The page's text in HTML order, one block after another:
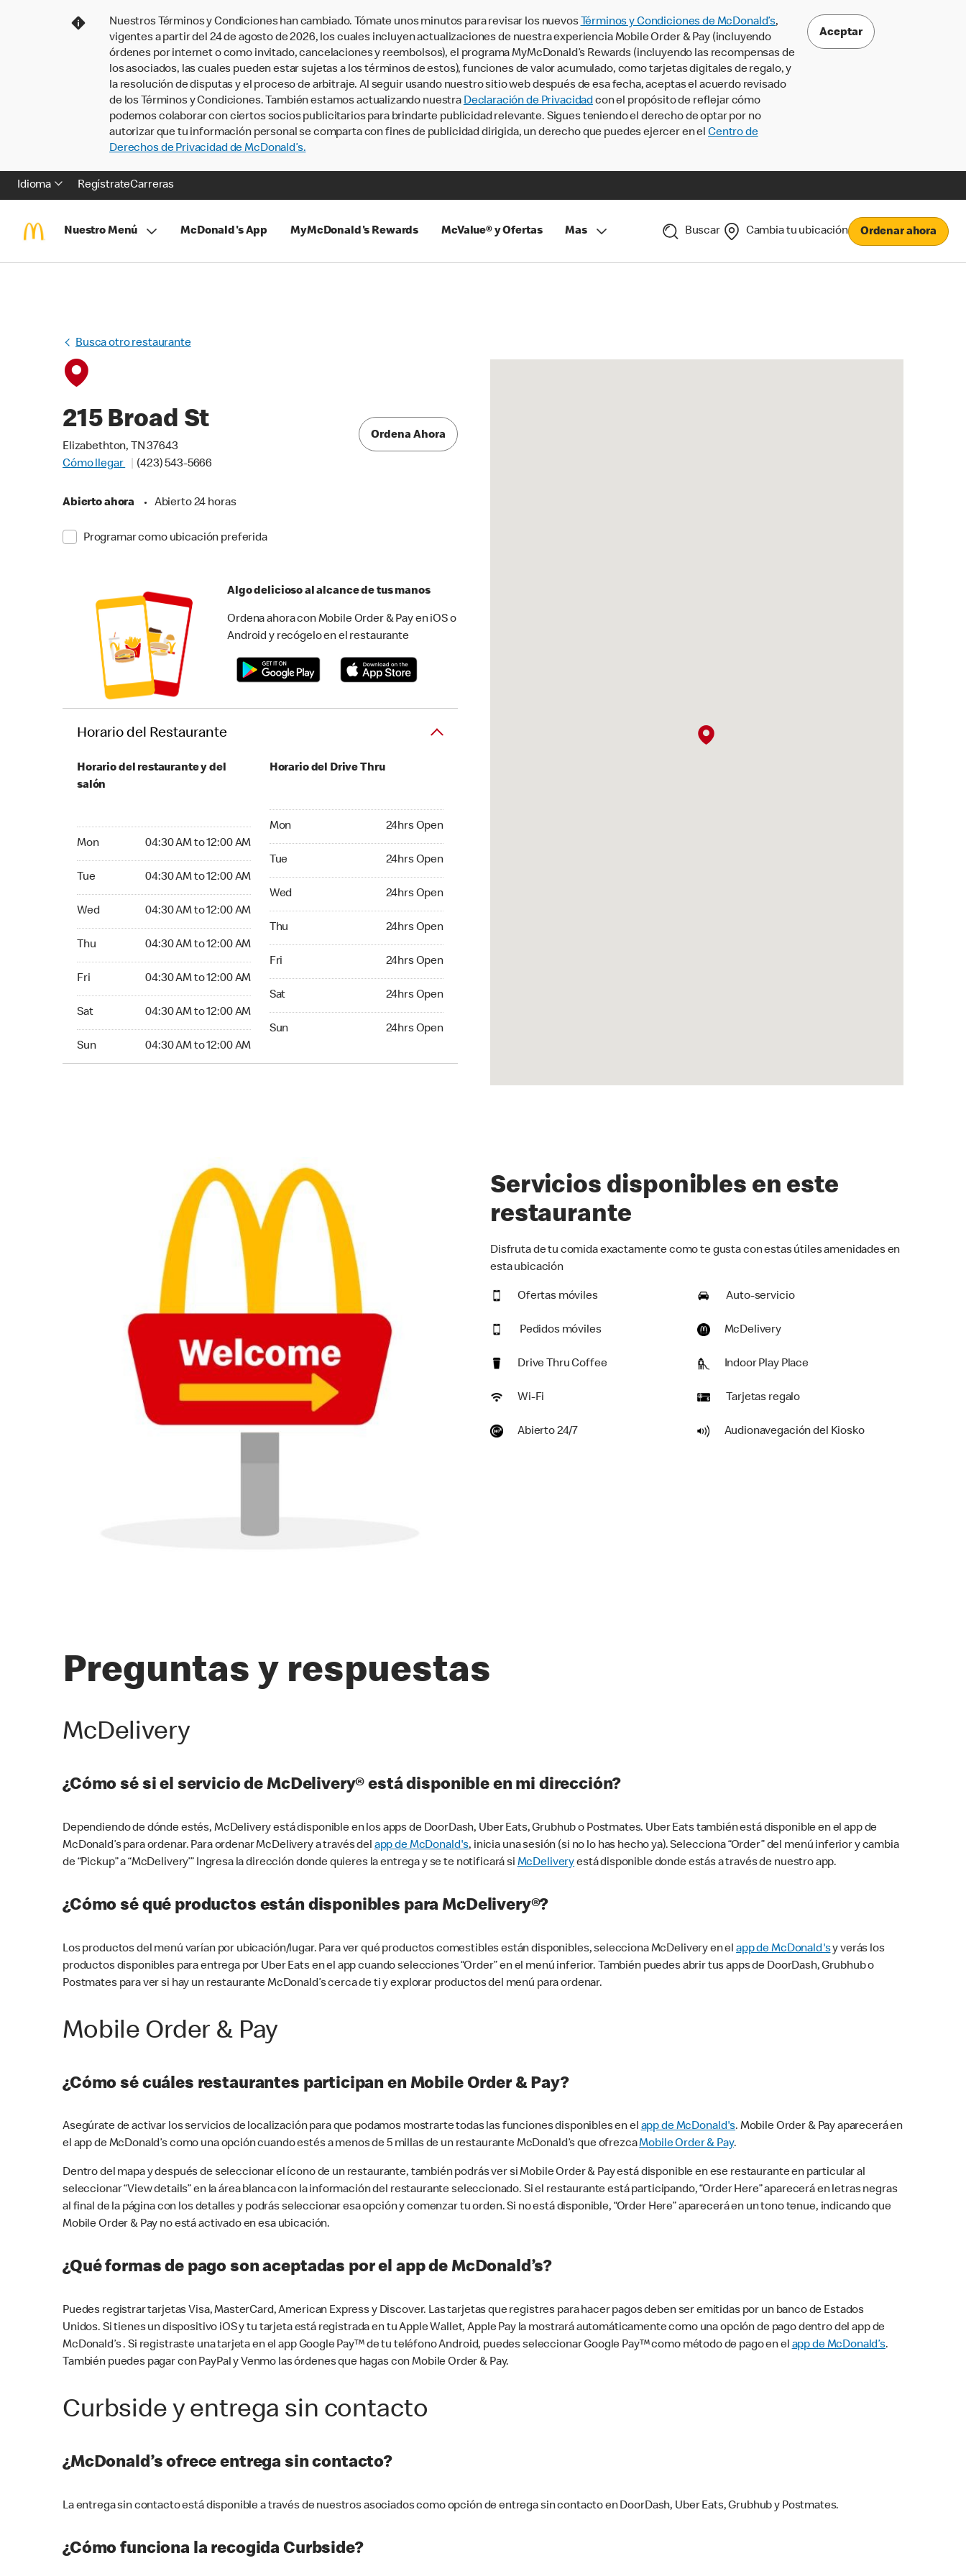
Nuestros Términos y Condiciones han cambiado. Tómate unos minutos para revisar los nuevos Términos y Condiciones de McDonald’s,
vigentes a partir del 24 de agosto de 2026, los cuales incluyen actualizaciones de nuestra experiencia Mobile Order & Pay (incluyendo
órdenes por internet o como invitado, cancelaciones y reembolsos), el programa MyMcDonald’s Rewards (incluyendo las recompensas de
los asociados, las cuales pueden estar sujetas a los términos de estos), funciones de valor acumulado, como tarjetas digitales de regalo, y
la resolución de disputas y el proceso de arbitraje. Al seguir usando nuestro sitio web después de esa fecha, aceptas el acuerdo revisado
de los Términos y Condiciones. También estamos actualizando nuestra Declaración de Privacidadcon el propósito de reflejar cómo
podemos colaborar con ciertos socios publicitarios para brindarte publicidad relevante. Sigues teniendo el derecho de optar por no
autorizar que tu información personal se comparta con fines de publicidad dirigida, un derecho que puedes ejercer en el Centro de
Derechos de Privacidad de McDonald’s.
Aceptar
Idioma RegístrateCarreras
Nuestro Menú McDonald's App MyMcDonald's Rewards McValue® y Ofertas Mas Buscar Cambia tu ubicación Ordenar ahora
Busca otro restaurante
215 Broad St
Elizabethton, TN 37643
Cómo llegar
(423) 543-5666
Abierto ahora • Abierto 24 horas
Programar como ubicación preferida
Ordena Ahora
Algo delicioso al alcance de tus manos
Ordena ahora con Mobile Order & Pay en iOS o
Android y recógelo en el restaurante
Horario del Restaurante
Horario del restaurante y del
salón
Mon 04:30 AM to 12:00 AM
Tue 04:30 AM to 12:00 AM
Wed 04:30 AM to 12:00 AM
Thu 04:30 AM to 12:00 AM
Fri 04:30 AM to 12:00 AM
Sat 04:30 AM to 12:00 AM
Sun 04:30 AM to 12:00 AM
Horario del Drive Thru
Mon 24hrs Open
Tue 24hrs Open
Wed 24hrs Open
Thu 24hrs Open
Fri 24hrs Open
Sat 24hrs Open
Sun 24hrs Open
Servicios disponibles en este
restaurante
Disfruta de tu comida exactamente como te gusta con estas útiles amenidades en
esta ubicación
Ofertas móviles Auto-servicio
Pedidos móviles McDelivery
Drive Thru Coffee Indoor Play Place
Wi-Fi Tarjetas regalo
Abierto 24/7 Audionavegación del Kiosko
Preguntas y respuestas
McDelivery
¿Cómo sé si el servicio de McDelivery® está disponible en mi dirección?
Dependiendo de dónde estés, McDelivery está disponible en los apps de DoorDash, Uber Eats, Grubhub o Postmates. Uber Eats también está disponible en el app de
McDonald’s para ordenar. Para ordenar McDelivery a través del app de McDonald's, inicia una sesión (si no lo has hecho ya). Selecciona “Order” del menú inferior y cambia
de “Pickup” a “McDelivery’” Ingresa la dirección donde quieres la entrega y se te notificará si McDeliveryestá disponible donde estás a través de nuestro app.
¿Cómo sé qué productos están disponibles para McDelivery®?
Los productos del menú varían por ubicación/lugar. Para ver qué productos comestibles están disponibles, selecciona McDelivery en elapp de McDonald'sy verás los
productos disponibles para entrega por Uber Eats en el app cuando selecciones “Order” en el menú inferior. También puedes abrir tus apps de DoorDash, Grubhub o
Postmates para ver si hay un restaurante McDonald’s cerca de ti y explorar productos del menú para ordenar.
Mobile Order & Pay
¿Cómo sé cuáles restaurantes participan en Mobile Order & Pay?
Asegúrate de activar los servicios de localización para que podamos mostrarte todas las funciones disponibles en elapp de McDonald's. Mobile Order & Pay aparecerá en
el app de McDonald’s como una opción cuando estés a menos de 5 millas de un restaurante McDonald’s que ofrezcaMobile Order & Pay.
Dentro del mapa y después de seleccionar el ícono de un restaurante, también podrás ver si Mobile Order & Pay está disponible en ese restaurante en particular al
seleccionar “View details” en la área blanca con la información del restaurante seleccionado. Si el restaurante está participando, “Order Here” aparecerá en letras negras
al final de la página con los detalles y podrás seleccionar esa opción y comenzar tu orden. Si no está disponible, “Order Here” aparecerá en un tono tenue, indicando que
Mobile Order & Pay no está activado en esa ubicación.
¿Qué formas de pago son aceptadas por el app de McDonald’s?
Puedes registrar tarjetas Visa, MasterCard, American Express y Discover. Las tarjetas que registres para hacer pagos deben ser emitidas por un banco de Estados
Unidos. Si tienes un dispositivo iOS y tu tarjeta está registrada en tu Apple Wallet, Apple Pay la mostrará automáticamente como una opción de pago dentro del app de
McDonald’s . Si registraste una tarjeta en el app Google Pay™ de tu teléfono Android, puedes seleccionar Google Pay™ como método de pago en elapp de McDonald’s.
También puedes pagar con PayPal y Venmo las órdenes que hagas con Mobile Order & Pay.
Curbside y entrega sin contacto
¿McDonald’s ofrece entrega sin contacto?
La entrega sin contacto está disponible a través de nuestros asociados como opción de entrega sin contacto en DoorDash, Uber Eats, Grubhub y Postmates.
¿Cómo funciona la recogida Curbside?